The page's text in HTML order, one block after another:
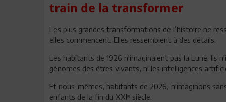
train de la transformer
Les plus grandes transformations de l’histoire ne
elles commencent. Elles ressemblent à des détails.
Les habitants de 1926 n'imaginaient pas la Lune. Ils
génomes des êtres vivants, ni les intelligences
Et nous-mêmes, habitants de 2026, n'imaginons
enfants de la fin du XXIᵉ siècle.